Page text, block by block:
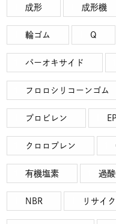
成形 成形機
輪ゴム Q
パーオキサイド
フロロシリコーンゴム
プロビレン
クロロプレン
有機塩素 過
NBR リサイ